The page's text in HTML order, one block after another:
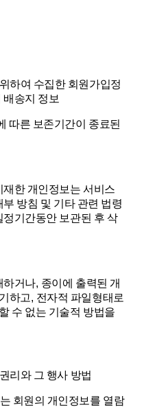
하여 수집한 회원가입정
배송지 정보
따른 보존기간이 종료된
한 개인정보는 서비스
방침 및 기타 관련 법령
기간동안 보관된 후 삭
하거나, 종이에 출력된 개
하고, 전자적 파일형태로
수 없는 기술적 방법을
리와 그 행사 방법
회원의 개인정보를 열람